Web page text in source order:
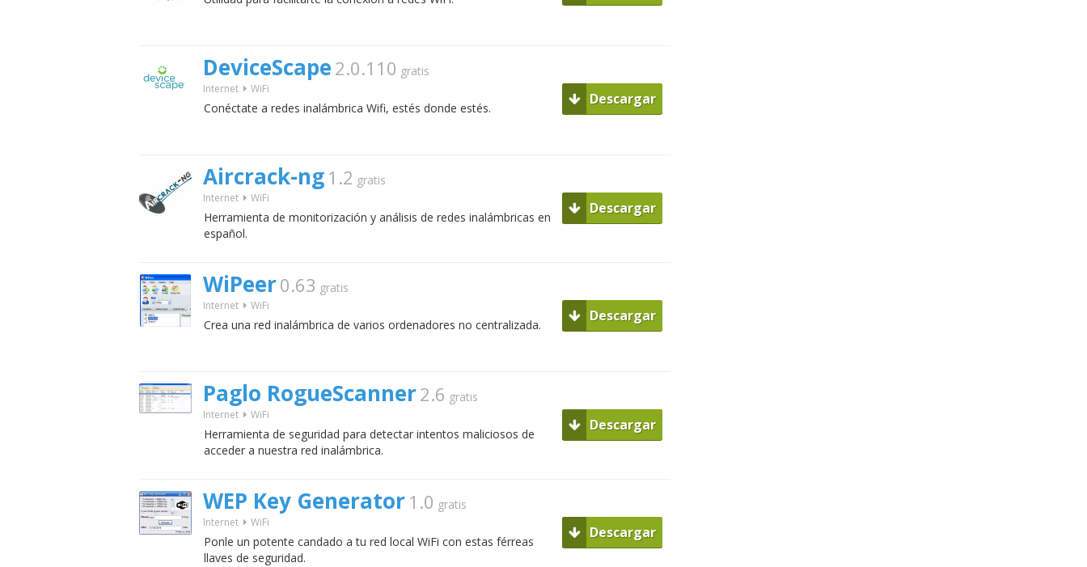
DeviceScape 2.0.110 gratis
Internet WiFi
Conéctate a redes inalámbrica Wifi, estés donde estés.
Descargar
Aircrack-ng 1.2 gratis
Internet WiFi
Herramienta de monitorización y análisis de redes inalámbricas en
español.
Descargar
WiPeer0.63 gratis
Internet WiFi
Crea una red inalámbrica de varios ordenadores no centralizada.
Descargar
Paglo RogueScanner2.6 gratis
Internet WiFi
Herramienta de seguridad para detectar intentos maliciosos de
acceder a nuestra red inalámbrica.
Descargar
WEP Key Generator 1.0 gratis
Internet WiFi
Ponle un potente candado a tu red local WiFi con estas férreas
llaves de seguridad.
Descargar